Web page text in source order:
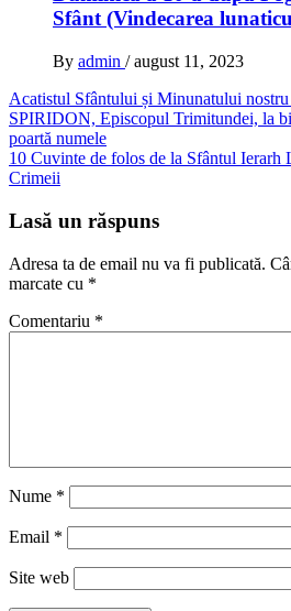
Sfânt (Vindecarea
By admin / august 11, 2023
Navigare
în
articole
Acatistul Sfântului și Minunatului
SPIRIDON, Episcopul Trimitundei, la
poartă numele
10 Cuvinte de folos de la Sfântul Ierarh
Crimeii
Lasă un răspuns
Adresa ta de email nu va fi publicată.
marcate cu *
Comentariu *
Nume *
Email *
Site web